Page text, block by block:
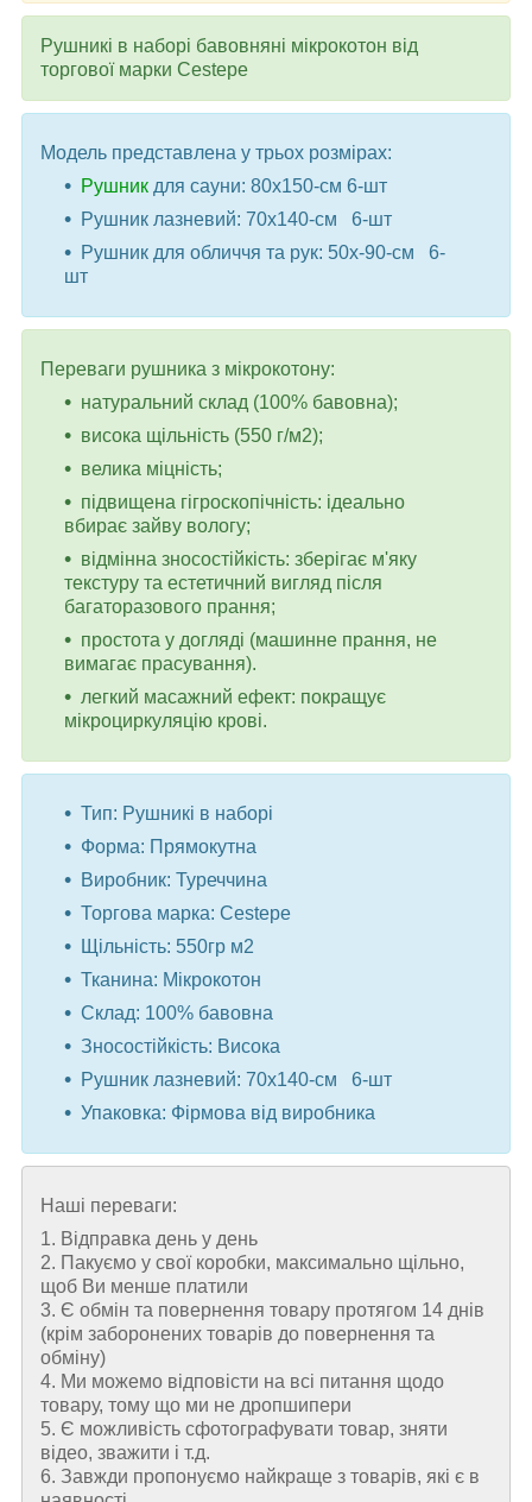
Рушникi в наборi бавовнянi мікрокотон від
торгової марки Cestepe
Модель представлена ​​у трьох розмірах:
Рушник для сауни: 80x150-см 6-шт
Рушник лазневий: 70x140-см 6-шт
Рушник для обличчя та рук: 50x-90-см 6-
шт
Переваги рушника з мікрокотону:
натуральний склад (100% бавовна);
висока щільність (550 г/м2);
велика міцність;
підвищена гігроскопічність: ідеально
вбирає зайву вологу;
відмінна зносостійкість: зберігає м'яку
текстуру та естетичний вигляд після
багаторазового прання;
простота у догляді (машинне прання, не
вимагає прасування).
легкий масажний ефект: покращує
мікроциркуляцію крові.
Тип: Рушникi в наборi
Форма: Прямокутна
Виробник: Туреччина
Торгова марка: Cestepe
Щільність: 550гр м2
Тканина: Мікрокотон
Склад: 100% бавовна
Зносостійкість: Висока
Рушник лазневий: 70x140-см 6-шт
Упаковка: Фiрмова вiд виробника
Наші переваги:
1. Відправка день у день
2. Пакуємо у свої коробки, максимально щільно,
щоб Ви менше платили
3. Є обмін та повернення товару протягом 14 днів
(крім заборонених товарів до повернення та
обміну)
4. Ми можемо відповісти на всі питання щодо
товару, тому що ми не дропшипери
5. Є можливість сфотографувати товар, зняти
відео, зважити і т.д.
6. Завжди пропонуємо найкраще з товарів, які є в